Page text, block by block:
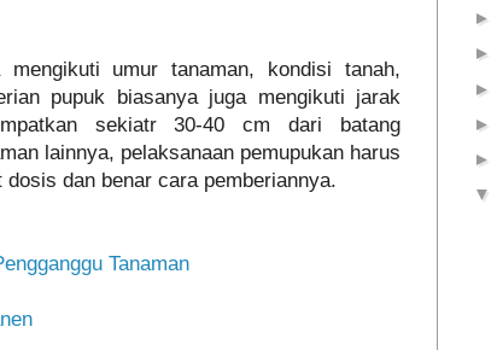
mengikuti umur tanaman, kondisi tanah,
pupuk biasanya juga mengikuti jarak
sekiatr 30-40 cm dari batang
lainnya, pelaksanaan pemupukan harus
dan benar cara pemberiannya.
Tanaman
►
►
►
►
►
▼